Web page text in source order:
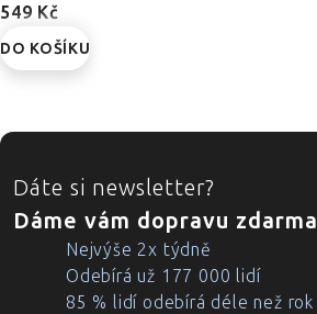
549 Kč
DO KOŠÍKU
ZÁPATÍ
Dáte si newsletter?
Dáme vám dopravu zdarma
Nejvýše 2x týdně
Odebírá už 177 000 lidí
85 % lidí odebírá déle než rok